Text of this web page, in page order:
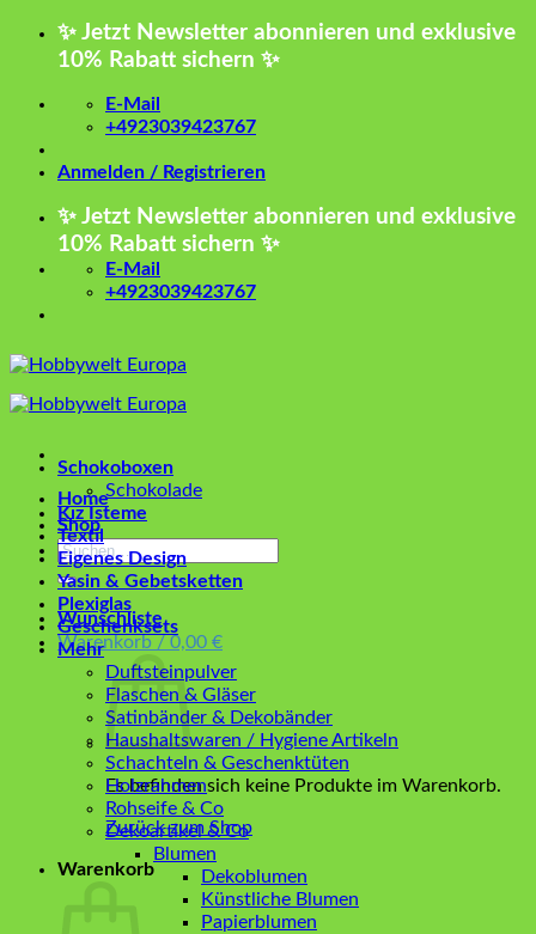
Zum
✨ Jetzt Newsletter abonnieren und exklusive
10% Rabatt sichern ✨
E-Mail
+4923039423767
Anmelden / Registrieren
✨ Jetzt Newsletter abonnieren und exklusive
10% Rabatt sichern ✨
E-Mail
+4923039423767
Home
Shop
Suchen
nach:
Wunschliste
Warenkorb / 0,00 €
Es befinden sich keine Produkte im Warenkorb.
Zurück zum Shop
Warenkorb
Schokoboxen
Schokolade
Kız İsteme
Textil
Eigenes Design
Yasin & Gebetsketten
Plexiglas
Geschenksets
Mehr
Duftsteinpulver
Flaschen & Gläser
Satinbänder & Dekobänder
Haushaltswaren / Hygiene Artikeln
Schachteln & Geschenktüten
Holzrahmen
Rohseife & Co
Dekoartikel & Co
Blumen
Dekoblumen
Künstliche Blumen
Papierblumen